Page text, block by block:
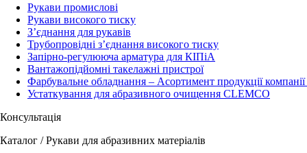
Рукави промислові
Рукави високого тиску
З’єднання для рукавів
Трубопровідні з’єднання високого тиску
Запірно-регулююча арматура для КІПіА
Вантажопідйомні такелажні пристрої
Фарбувальне обладнання – Асортимент продукції
Устаткування для абразивного очищення CLEMCO
Консультація
Каталог / Рукави для абразивних матеріалів